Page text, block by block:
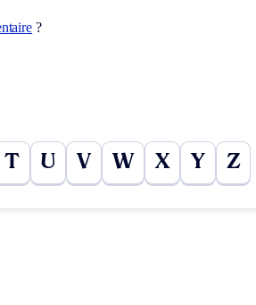
?
T U V W X Y Z